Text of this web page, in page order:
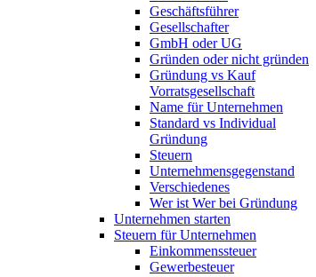
Geschäftsführer
Gesellschafter
GmbH oder UG
Gründen oder nicht gründen
Gründung vs Kauf
Vorratsgesellschaft
Name für Unternehmen
Standard vs Individual
Gründung
Steuern
Unternehmensgegenstand
Verschiedenes
Wer ist Wer bei Gründung
Unternehmen starten
Steuern für Unternehmen
Einkommenssteuer
Gewerbesteuer